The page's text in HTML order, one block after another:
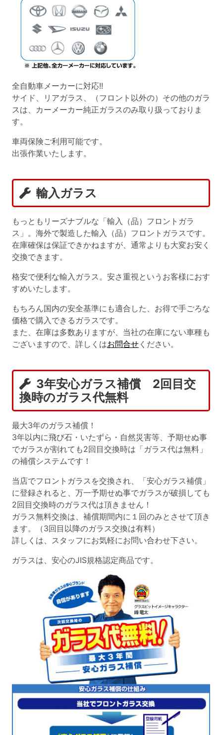
全自動車メーカーに対応!!
サイド、リアガラス、（フロント以外の）その他のガラ
スは、カーメーカー純正ガラスのみ取り扱っておりま
す。
車両保険ご利用可能です。
出張作業いたします。
輸入ガラス
もっともリーズナブルな「輸入（品）フロントガラ
ス」。海外で製造した輸入（品）フロントガラスです。
在庫確保は保証できかねますが、通常よりも大変お安く
交換できます。
格安で便利な輸入ガラス。安さ重視というお客様におす
すめいたします。
もちろん国内の安全基準にも適合した、お得で手ごろな
価格で購入できるガラスです。
また、在庫は多数ありますが、当社の在庫にない車種も
ございますので、詳しくはお問合せ ください。
3年安心ガラス補償 2回目交
換時のガラス代無料
最大3年のガラス補償！
3年以内に飛び石・いたずら・自然災害等、予期せぬ事
でガラスが割れても2回目交換時は「ガラス代は無料」
の補償システムです！
当店でフロントガラスを交換され、「安心ガラス補償」
に登録されると、万一予期せぬ事でガラスが破損しても
2回目交換時のガラス代は頂きません！
ガラス無料交換は、補償期間内に１回のみとさせて頂き
ます。（3回目以降のガラス交換は有料）
詳しくは、スタッフにお気軽にお問い合わせ下さい。
ガラスは、安心のJIS規格認定商品です。